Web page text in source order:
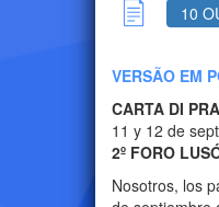
10
VERSÃO EM
CARTA DI
11 y 12 de
2º FORO
Nosotros, los